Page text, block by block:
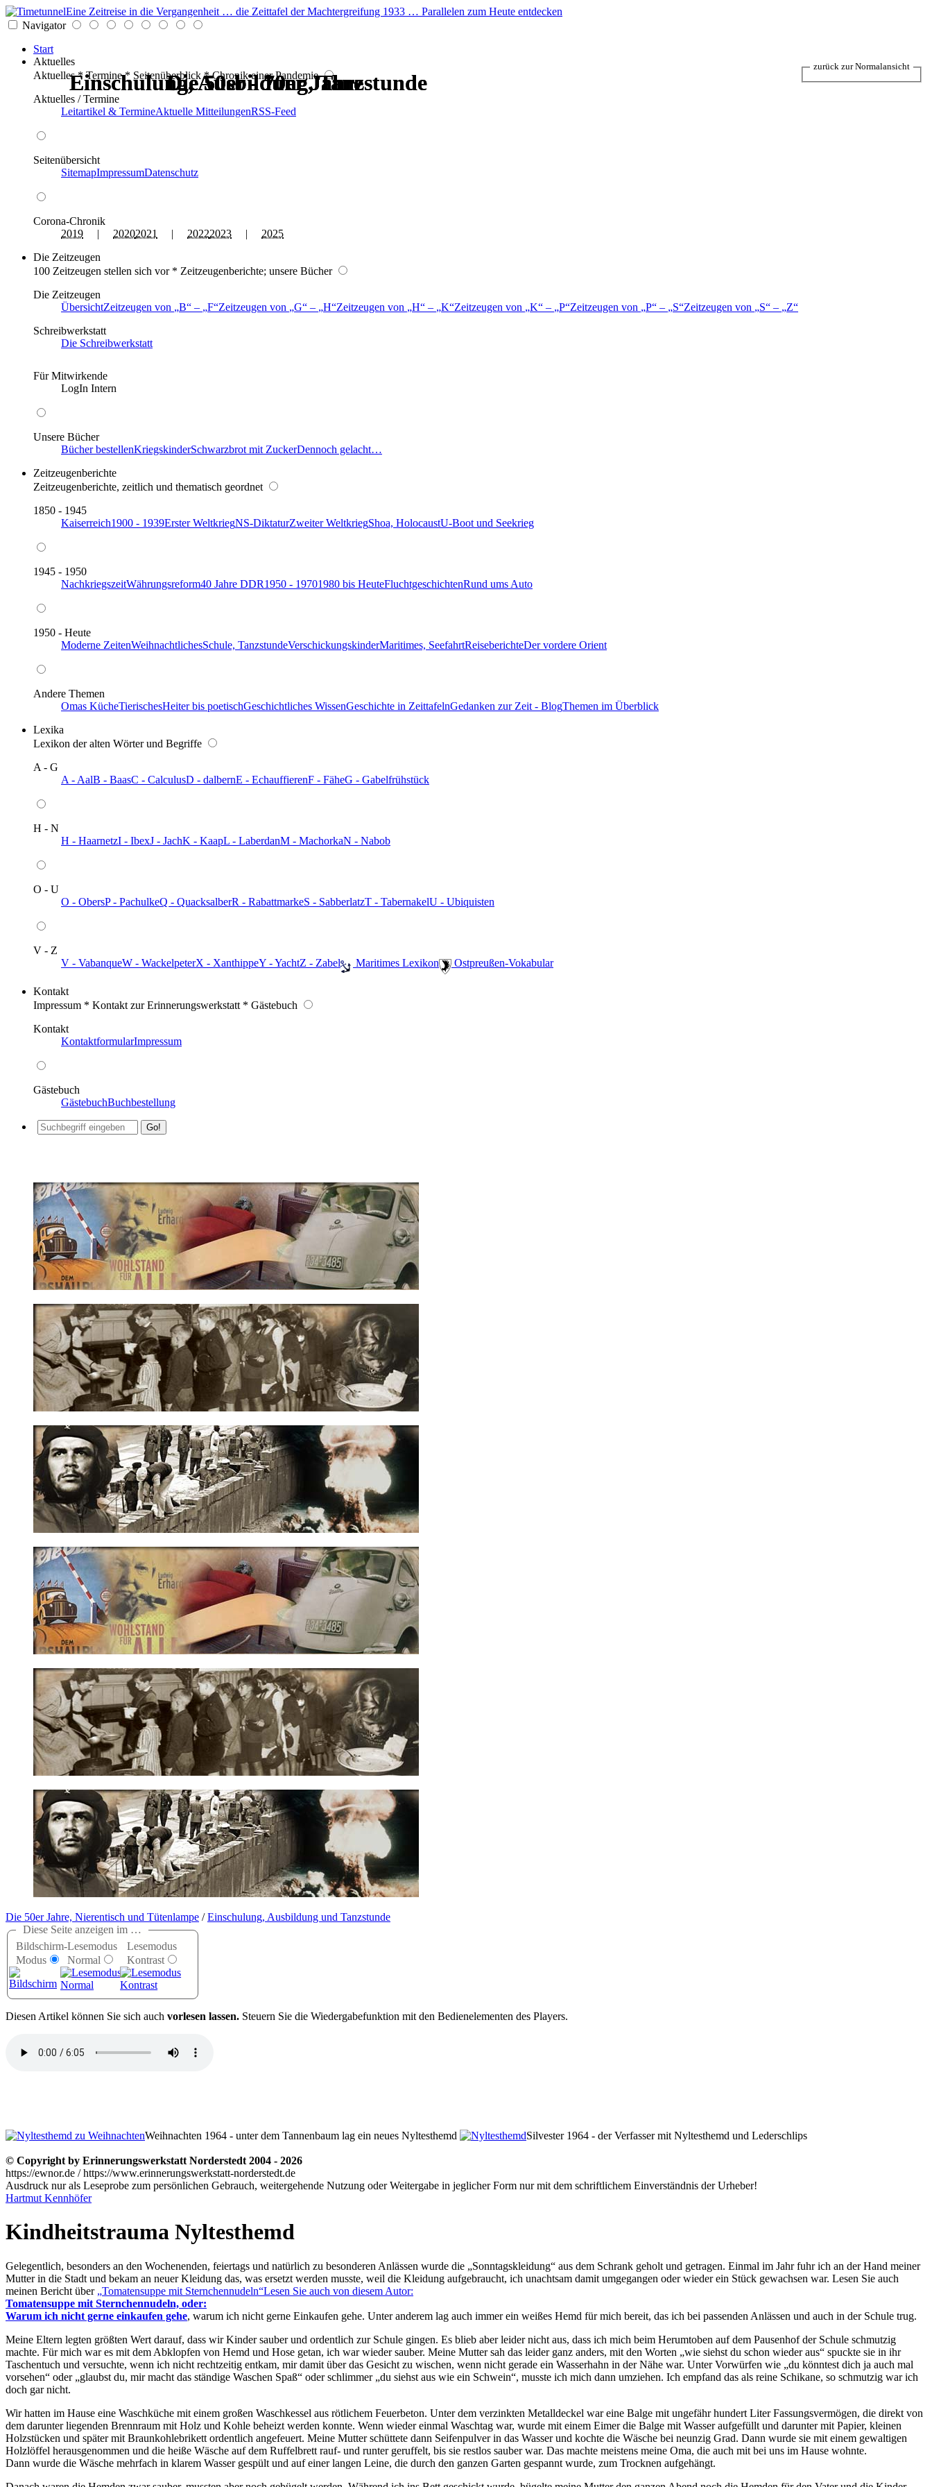
Eine Zeitreise in die Vergangenheit … die Zeittafel der Machtergreifung 1933 … Parallelen zum Heute entdecken
Navigator
Start
Aktuelles
Aktuelles * Termine * Seitenüberblick * Chronik einer Pandemie
Aktuelles / Termine
Leitartikel & TermineAktuelle MitteilungenRSS-Feed
Seitenübersicht
SitemapImpressumDatenschutz
Corona-Chronik
2019 | 20202021 | 20222023 | 2025
Die Zeitzeugen
100 Zeitzeugen stellen sich vor * Zeitzeugenberichte; unsere Bücher
Die Zeitzeugen
ÜbersichtZeitzeugen von B – F Zeitzeugen von G – H Zeitzeugen von H – K Zeitzeugen von K – P Zeitzeugen von P – S Zeitzeugen von S –
Z
Schreibwerkstatt
Die Schreibwerkstatt
Für Mitwirkende
LogIn Intern
Unsere Bücher
Bücher bestellenKriegskinderSchwarzbrot mit ZuckerDennoch gelacht…
Zeitzeugenberichte
Zeitzeugenberichte, zeitlich und thematisch geordnet
1850 - 1945
Kaiserreich1900 - 1939Erster WeltkriegNS-DiktaturZweiter WeltkriegShoa, HolocaustU-Boot und Seekrieg
1945 - 1950
NachkriegszeitWährungsreform40 Jahre DDR1950 - 19701980 bis HeuteFluchtgeschichtenRund ums Auto
1950 - Heute
Moderne ZeitenWeihnachtlichesSchule, TanzstundeVerschickungskinderMaritimes, SeefahrtReiseberichteDer vordere Orient
Andere Themen
Omas KücheTierischesHeiter bis poetischGeschichtliches WissenGeschichte in ZeittafelnGedanken zur Zeit - BlogThemen im Überblick
Lexika
Lexikon der alten Wörter und Begriffe
A - G
A - AalB - BaasC - CalculusD - dalbernE - EchauffierenF - FäheG - Gabelfrühstück
H - N
H - HaarnetzI - IbexJ - JachK - KaapL - LaberdanM - MachorkaN - Nabob
O - U
O - ObersP - PachulkeQ - QuacksalberR - RabattmarkeS - SabberlatzT - TabernakelU - Ubiquisten
V - Z
V - VabanqueW - WackelpeterX - XanthippeY - YachtZ - Zabel ️ Maritimes Lexikon ️ Ostpreußen-Vokabular
Kontakt
Impressum * Kontakt zur Erinnerungswerkstatt * Gästebuch
Kontakt
KontaktformularImpressum
Gästebuch
GästebuchBuchbestellung
Die 50er - 70er Jahre
Einschulung, Ausbildung, Tanzstunde
Die 50er - 70er Jahre
Die 50er - 70er Jahre
Einschulung, Ausbildung, Tanzstunde
Die 50er - 70er Jahre
Die 50er Jahre, Nierentisch und Tütenlampe /Einschulung, Ausbildung und Tanzstunde
Diese Seite anzeigen im …
Bildschirm-
Modus
Lesemodus
Normal
Lesemodus
Kontrast
Diesen Artikel können Sie sich auch vorlesen lassen. Steuern Sie die Wiedergabefunktion mit den Bedienelementen des Players.
Weihnachten 1964 - unter dem Tannenbaum lag ein neues Nyltesthemd Silvester 1964 - der Verfasser mit Nyltesthemd und Lederschlips
© Copyright by Erinnerungswerkstatt Norderstedt 2004 - 2026
https://ewnor.de / https://www.erinnerungswerkstatt-norderstedt.de
Ausdruck nur als Leseprobe zum persönlichen Gebrauch, weitergehende Nutzung oder Weitergabe in jeglicher Form nur mit dem schriftlichem Einverständnis der Urheber!
zurück zur Normalansicht
Hartmut Kennhöfer
Kindheitstrauma Nyltesthemd
Gelegentlich, besonders an den Wochenenden, feiertags und natürlich zu besonderen Anlässen wurde die Sonntagskleidung
aus dem Schrank geholt und getragen. Einmal im Jahr fuhr ich an der Hand meiner
Mutter in die Stadt und bekam an neuer Kleidung das, was ersetzt werden musste, weil die Kleidung aufgebraucht, ich unachtsam damit umgegangen oder wieder ein Stück gewachsen war. Lesen Sie auch
meinen Bericht über Tomatensuppe mit Sternchennudeln Lesen Sie auch von diesem Autor:
Tomatensuppe mit Sternchennudeln, oder:
Warum ich nicht gerne einkaufen gehe, warum ich nicht gerne Einkaufen gehe. Unter anderem lag auch immer ein weißes Hemd für mich bereit, das ich bei passenden Anlässen und auch in der Schule trug.
Meine Eltern legten größten Wert darauf, dass wir Kinder sauber und ordentlich zur Schule gingen. Es blieb aber leider nicht aus, dass ich mich beim Herumtoben auf dem Pausenhof der Schule schmutzig
machte. Für mich war es mit dem Abklopfen von Hemd und Hose getan, ich war wieder sauber. Meine Mutter sah das leider ganz anders, mit den Worten
wie siehst du schon wieder aus
spuckte sie in ihr
Taschentuch und versuchte, wenn ich nicht rechtzeitig entkam, mir damit über das Gesicht zu wischen, wenn nicht gerade ein Wasserhahn in der Nähe war. Unter Vorwürfen wie
du könntest dich ja auch mal
vorsehen
oder glaubst du, mir macht das ständige Waschen Spaß oder schlimmer du siehst aus wie ein Schwein , musste ich mich dann umziehen. Ich empfand das als reine Schikane, so schmutzig war ich
doch gar nicht.
Wir hatten im Hause eine Waschküche mit einem großen Waschkessel aus rötlichem Feuerbeton. Unter dem verzinkten Metalldeckel war eine Balge mit ungefähr hundert Liter Fassungsvermögen, die direkt von
dem darunter liegenden Brennraum mit Holz und Kohle beheizt werden konnte. Wenn wieder einmal Waschtag war, wurde mit einem Eimer die Balge mit Wasser aufgefüllt und darunter mit Papier, kleinen
Holzstücken und später mit Braunkohlebrikett ordentlich angefeuert. Meine Mutter schüttete dann Seifenpulver in das Wasser und kochte die Wäsche bei neunzig Grad. Dann wurde sie mit einem gewaltigen
Holzlöffel herausgenommen und die heiße Wäsche auf dem Ruffelbrett rauf- und runter geruffelt, bis sie restlos sauber war. Das machte meistens meine Oma, die auch mit bei uns im Hause wohnte.
Dann wurde die Wäsche mehrfach in klarem Wasser gespült und auf einer langen Leine, die durch den ganzen Garten gespannt wurde, zum Trocknen aufgehängt.